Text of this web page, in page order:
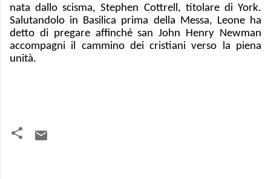
nata dallo scisma, Stephen Cottrell, titolare di York.
Salutandolo in Basilica prima della Messa, Leone ha
detto di pregare affinché san John Henry Newman
accompagni il cammino dei cristiani verso la piena
unità.